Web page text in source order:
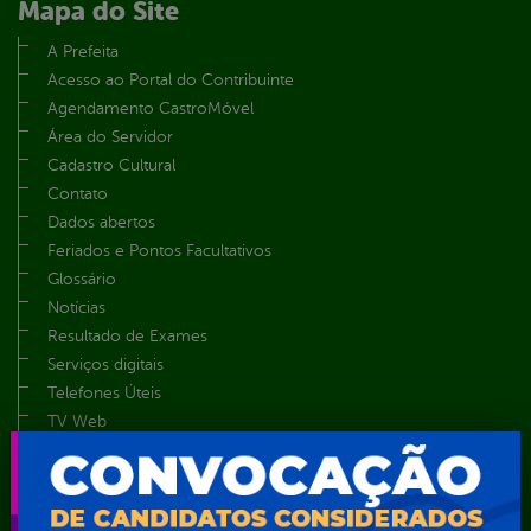
Mapa do Site
A Prefeita
Acesso ao Portal do Contribuinte
Agendamento CastroMóvel
Área do Servidor
Cadastro Cultural
Contato
Dados abertos
Feriados e Pontos Facultativos
Glossário
Notícias
Resultado de Exames
Serviços digitais
Telefones Úteis
TV Web
Secretarias
Agência Municipal de Meio Ambiente – AMMA